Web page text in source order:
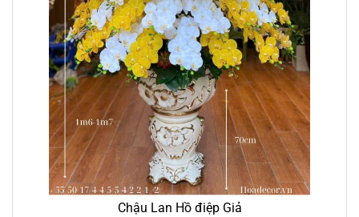
Chậu Lan Hồ điệp Giả